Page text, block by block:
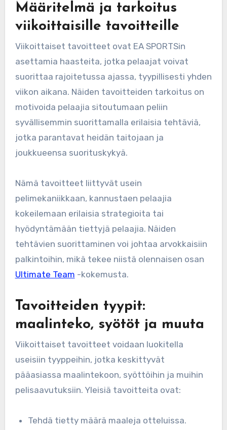
Määritelmä ja tarkoitus
viikoittaisille tavoitteille
Viikoittaiset tavoitteet ovat EA SPORTSin
asettamia haasteita, jotka pelaajat voivat
suorittaa rajoitetussa ajassa, tyypillisesti yhden
viikon aikana. Näiden tavoitteiden tarkoitus on
motivoida pelaajia sitoutumaan peliin
syvällisemmin suorittamalla erilaisia tehtäviä,
jotka parantavat heidän taitojaan ja
joukkueensa suorituskykyä.
Nämä tavoitteet liittyvät usein
pelimekaniikkaan, kannustaen pelaajia
kokeilemaan erilaisia strategioita tai
hyödyntämään tiettyjä pelaajia. Näiden
tehtävien suorittaminen voi johtaa arvokkaisiin
palkintoihin, mikä tekee niistä olennaisen osan
Ultimate Team -kokemusta.
Tavoitteiden tyypit:
maalinteko, syötöt ja muuta
Viikoittaiset tavoitteet voidaan luokitella
useisiin tyyppeihin, jotka keskittyvät
pääasiassa maalintekoon, syöttöihin ja muihin
pelisaavutuksiin. Yleisiä tavoitteita ovat:
Tehdä tietty määrä maaleja otteluissa.